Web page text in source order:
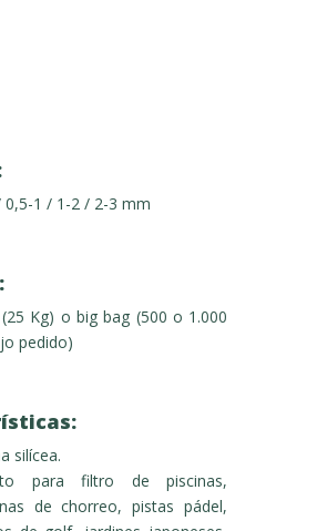
0,5-1 / 1-2 / 2-3 mm
Kg) o big bag (500 o 1.000
pedido)
silícea.
para filtro de piscinas,
de chorreo, pistas pádel,